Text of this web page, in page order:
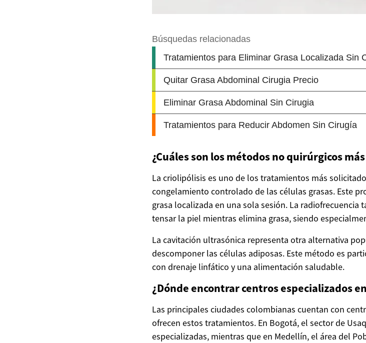
¿Cuáles son los métodos no quirúrgicos
La criolipólisis es uno de los tratamientos más
congelamiento controlado de las células grasas. Este
grasa localizada en una sola sesión. La radiofrecuencia
tensar la piel mientras elimina grasa, siendo
La cavitación ultrasónica representa otra alternativa
descomponer las células adiposas. Este método es
con drenaje linfático y una alimentación saludable.
¿Dónde encontrar centros especializados
Las principales ciudades colombianas cuentan con
ofrecen estos tratamientos. En Bogotá, el sector de
especializadas, mientras que en Medellín, el área del